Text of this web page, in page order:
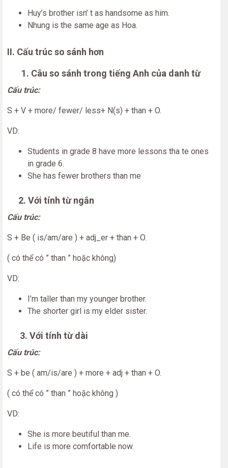
Huy’s brother isn’ t as handsome as him.
Nhung is the same age as Hoa.
II. Cấu trúc so sánh hơn
1. Câu so sánh trong tiếng Anh của danh từ
Cấu trúc:
S + V + more/ fewer/ less+ N(s) + than + O.
VD:
Students in grade 8 have more lessons tha te ones
in grade 6.
She has fewer brothers than me
2. Với tính từ ngắn
Cấu trúc:
S + Be ( is/am/are ) + adj_er + than + O.
( có thể có ” than ” hoặc không)
VD:
I’m taller than my younger brother.
The shorter girl is my elder sister.
3. Với tính từ dài
Cấu trúc:
S + be ( am/is/are ) + more + adj + than + O.
( có thể có ” than ” hoặc không )
VD:
She is more beutiful than me.
Life is more comfortable now.